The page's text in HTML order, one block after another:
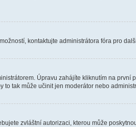
kontaktujte administrátora fóra pro
Úpravu zahájíte kliknutím na
tak může učinit jen moderátor nebo
zvláštní autorizaci, kterou může